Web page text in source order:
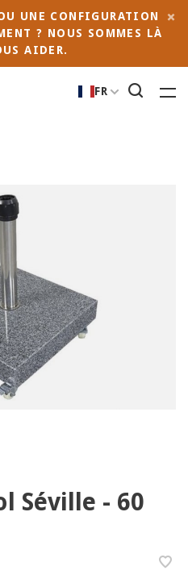
UNE CONFIGURATION
? NOUS SOMMES LÀ
AIDER.
FR
Séville - 60